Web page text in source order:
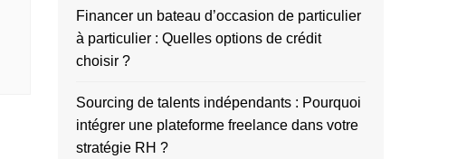
Financer un bateau d’occasion de particulier
à particulier : Quelles options de crédit
choisir ?
Sourcing de talents indépendants : Pourquoi
intégrer une plateforme freelance dans votre
stratégie RH ?